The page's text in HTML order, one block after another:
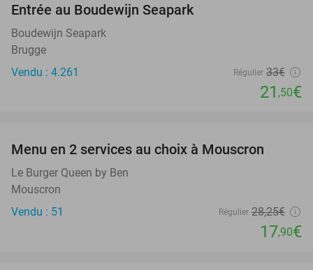
Entrée au Boudewijn Seapark
Boudewijn Seapark
Brugge
Vendu : 4.261
Régulier 33€
21 ,50€
Menu en 2 services au choix à Mouscron
Le Burger Queen by Ben
Mouscron
Vendu : 51
Régulier 28,25€
17,90€